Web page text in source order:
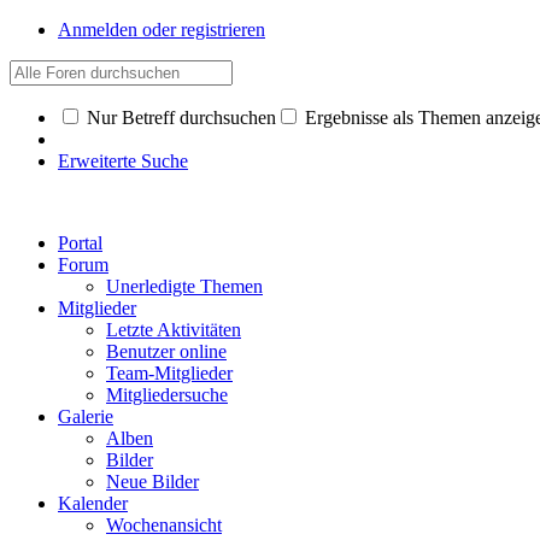
Anmelden oder registrieren
Nur Betreff durchsuchen Ergebnisse als Themen
Erweiterte Suche
Portal
Forum
Unerledigte Themen
Mitglieder
Letzte Aktivitäten
Benutzer online
Team-Mitglieder
Mitgliedersuche
Galerie
Alben
Bilder
Neue Bilder
Kalender
Wochenansicht